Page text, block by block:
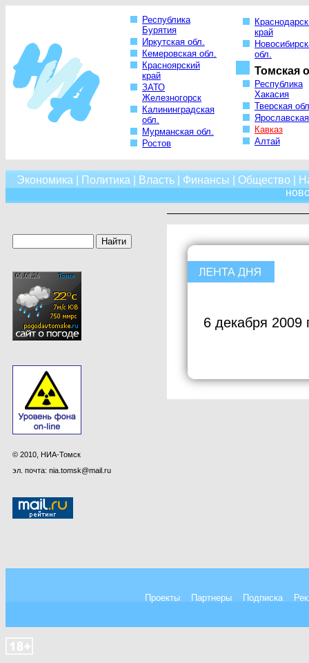
Республика
Бурятия
Иркутская обл.
Кемеровская обл.
Красноярский
край
ЗАТО
Железногорск
Калининградская
обл.
Мурманская обл.
Ростов
край
обл.
Томская
Республика
Хакасия
Тверская
Кавказ
Алтай
Экономика Политика Власть| Финансы Общество
© 2010, НИА-Томск
эл. почта: nia.tomsk@mail.ru
6 декабря 2009
Проекты Партнеры Подписка